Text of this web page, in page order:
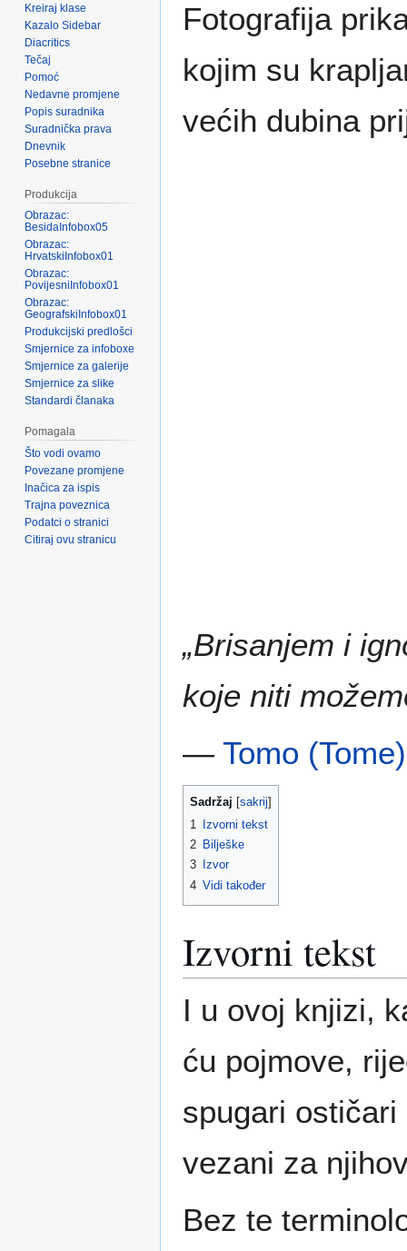
Fotografija
kojim su
većih dubina
„Brisanjem i
koje niti
— Tomo
Sadržaj
1
Izvorni tekst
2 Bilješke
3
Izvor
4 Vidi također
Izvorni tekst
I u ovoj knjizi,
ću pojmove,
spugari ostičari
vezani za
Bez te
Kreiraj klase
Kazalo Sidebar
Diacritics
Tečaj
Pomoć
Nedavne promjene
Popis suradnika
Suradnička prava
Dnevnik
Posebne stranice
Produkcija
Obrazac:
BesidaInfobox05
Obrazac:
HrvatskiInfobox01
Obrazac:
PovijesniInfobox01
Obrazac:
GeografskiInfobox01
Produkcijski predlošci
Smjernice za infoboxe
Smjernice za galerije
Smjernice za slike
Standardi članaka
Pomagala
Što vodi ovamo
Povezane promjene
Inačica za ispis
Trajna poveznica
Podatci o stranici
Citiraj ovu stranicu